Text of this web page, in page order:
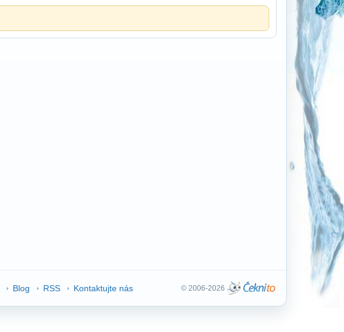
Blog RSS Kontaktujte nás © 2006-2026